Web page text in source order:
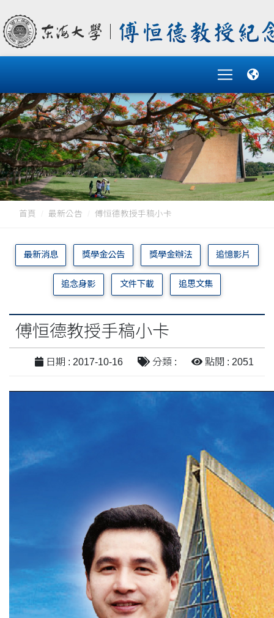
首頁 最新公告 傅恒德教授手稿小卡
最新消息 獎學金公告 獎學金辦法 追憶影片
追念身影 文件下載 追思文集
傅恒德教授手稿小卡
日期 : 2017-10-16 分類 : 點閱 : 2051